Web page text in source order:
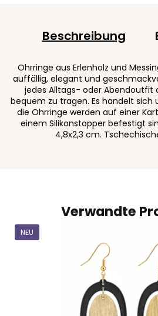
Verwandte
NEU
Beschreibung
Ohrringe aus Erlenholz und
auffällig, elegant und
jedes Alltags- oder Abendoutfit
bequem zu tragen. Es handelt sich
die Ohrringe werden auf einer
einem Silikonstopper befestigt
4,8x2,3 cm.